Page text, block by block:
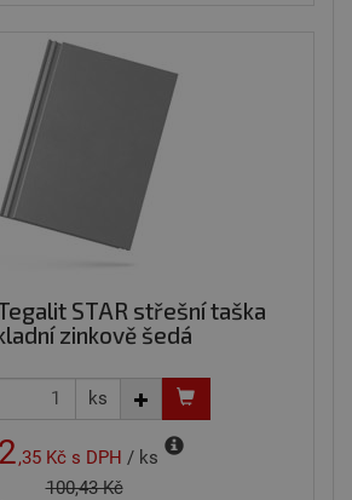
STAR střešní taška
zinkově šedá
ks
,35 Kč s DPH / ks
100,43 Kč